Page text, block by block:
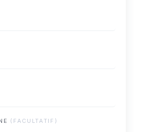
(FACULTATIF)